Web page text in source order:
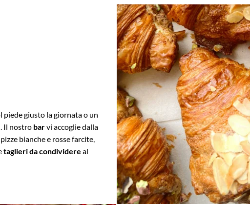
piede giusto la giornata o un
Il nostro barvi accoglie dalla
bianche e rosse farcite,
taglieri da condividere al